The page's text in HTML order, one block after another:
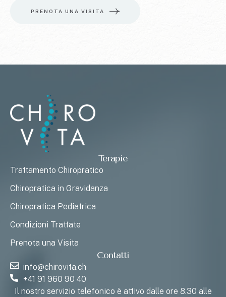
PRENOTA UNA VISITA
Terapie
Trattamento Chiropratico
Chiropratica in Gravidanza
Chiropratica Pediatrica
Condizioni Trattate
Prenota una Visita
Contatti
info@chirovita.ch
+41 91 960 90 40
Il nostro servizio telefonico è attivo dalle ore 8.30 alle